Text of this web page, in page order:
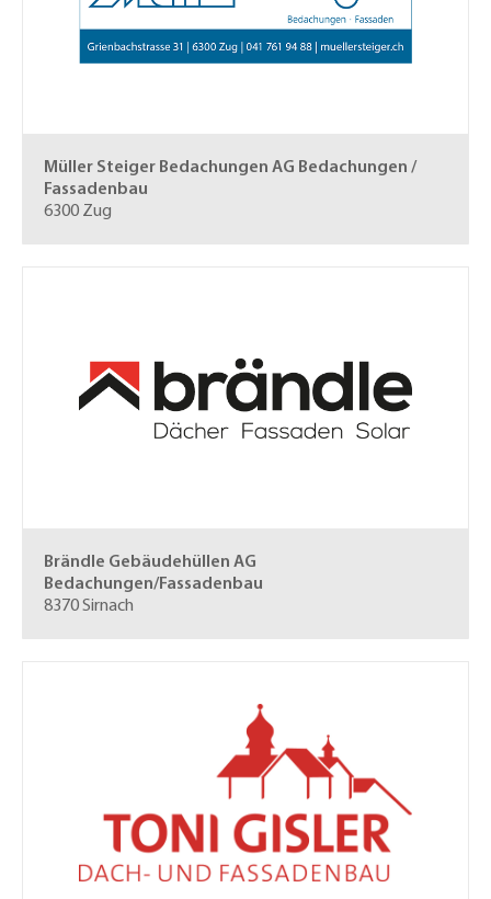
Müller Steiger Bedachungen AG Bedachungen /
Fassadenbau
6300 Zug
Brändle Gebäudehüllen AG
Bedachungen/Fassadenbau
8370 Sirnach